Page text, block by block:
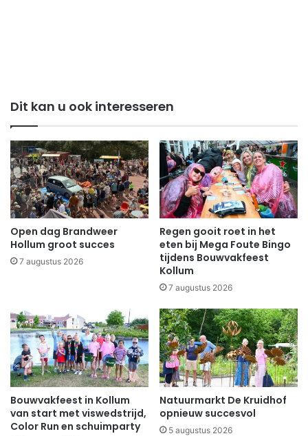
Dit kan u ook interesseren
Open dag Brandweer
Hollum groot succes
7 augustus 2026
Regen gooit roet in het
eten bij Mega Foute Bingo
tijdens Bouwvakfeest
Kollum
7 augustus 2026
Bouwvakfeest in Kollum
van start met viswedstrijd,
Color Run en schuimparty
Natuurmarkt De Kruidhof
opnieuw succesvol
5 augustus 2026